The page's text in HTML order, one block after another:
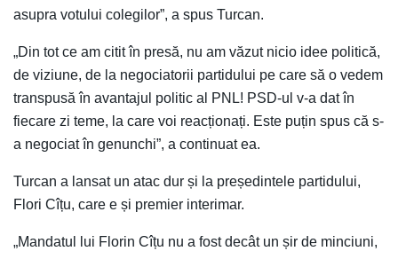
asupra votului colegilor”, a spus Turcan.
„Din tot ce am citit în presă, nu am văzut nicio idee politică,
de viziune, de la negociatorii partidului pe care să o vedem
transpusă în avantajul politic al PNL! PSD-ul v-a dat în
fiecare zi teme, la care voi reacționați. Este puțin spus că s-
a negociat în genunchi”, a continuat ea.
Turcan a lansat un atac dur și la președintele partidului,
Flori Cîțu, care e și premier interimar.
„Mandatul lui Florin Cîțu nu a fost decât un șir de minciuni,